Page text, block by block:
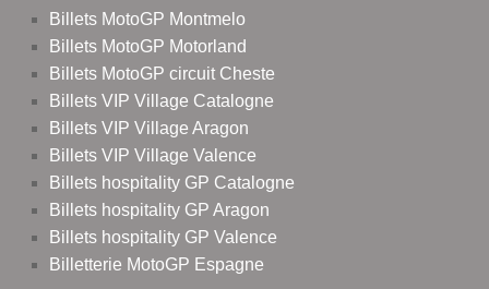
Billets MotoGP Montmelo
Billets MotoGP Motorland
Billets MotoGP circuit Cheste
Billets VIP Village Catalogne
Billets VIP Village Aragon
Billets VIP Village Valence
Billets hospitality GP Catalogne
Billets hospitality GP Aragon
Billets hospitality GP Valence
Billetterie MotoGP Espagne